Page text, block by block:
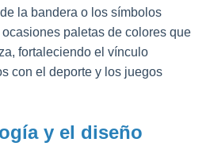
la bandera o los símbolos
paletas de colores que
fortaleciendo el vínculo
con el deporte y los juegos
y el diseño